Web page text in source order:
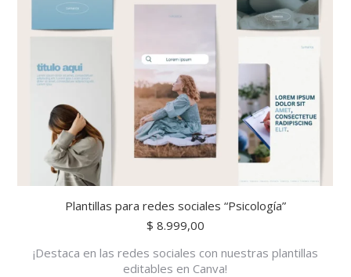
Plantillas para redes sociales “Psicología”
$ 8.999,00
¡Destaca en las redes sociales con nuestras plantillas
editables en Canva!